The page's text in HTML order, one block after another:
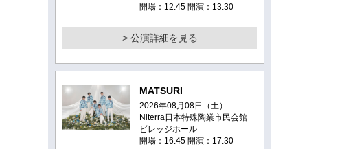
開場：12:45 開演：13:30
> 公演詳細を見る
MATSURI
2026年08月08日（土）
Niterra日本特殊陶業市民会館
ビレッジホール
開場：16:45 開演：17:30